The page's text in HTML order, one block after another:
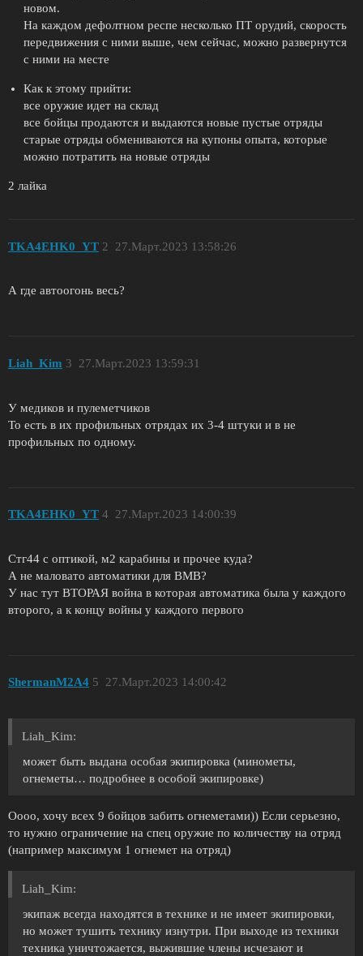
новом.
На каждом дефолтном респе несколько ПТ орудий, скорость
передвижения с ними выше, чем сейчас, можно развернутся
с ними на месте
Как к этому прийти:
все оружие идет на склад
все бойцы продаются и выдаются новые пустые отряды
старые отряды обмениваются на купоны опыта, которые
можно потратить на новые отряды
2 лайка
TKA4EHK0_YT 27.Март.2023 13:58:26
2
А где автоогонь весь?
Liah_Kim 27.Март.2023 13:59:31
3
У медиков и пулеметчиков
То есть в их профильных отрядах их 3-4 штуки и в не
профильных по одному.
TKA4EHK0_YT 27.Март.2023 14:00:39
4
Стг44 с оптикой, м2 карабины и прочее куда?
А не маловато автоматики для ВМВ?
У нас тут ВТОРАЯ война в которая автоматика была у каждого
второго, а к концу войны у каждого первого
ShermanM2A4 27.Март.2023 14:00:42
5
Liah_Kim:
может быть выдана особая экипировка (минометы,
огнеметы… подробнее в особой экипировке)
Оооо, хочу всех 9 бойцов забить огнеметами)) Если серьезно,
то нужно ограничение на спец оружие по количеству на отряд
(например максимум 1 огнемет на отряд)
Liah_Kim:
экипаж всегда находятся в технике и не имеет экипировки,
но может тушить технику изнутри. При выходе из техники
техника уничтожается, выжившие члены исчезают и